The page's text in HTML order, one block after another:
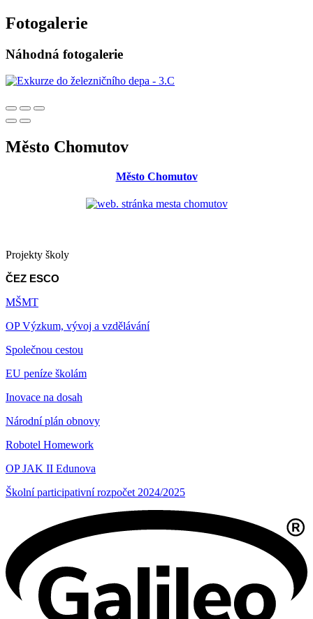
Fotogalerie
Náhodná fotogalerie
Město Chomutov
Město Chomutov
Projekty školy
ČEZ ESCO
MŠMT
OP Výzkum, vývoj a vzdělávání
Společnou cestou
EU peníze školám
Inovace na dosah
Národní plán obnovy
Robotel Homework
OP JAK II Edunova
Školní participativní rozpočet 2024/2025